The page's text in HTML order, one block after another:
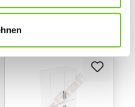
zur Datennutzung